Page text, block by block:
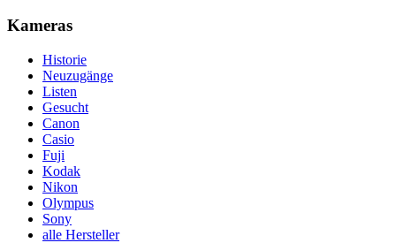
Kameras
Historie
Neuzugänge
Listen
Gesucht
Canon
Casio
Fuji
Kodak
Nikon
Olympus
Sony
alle Hersteller